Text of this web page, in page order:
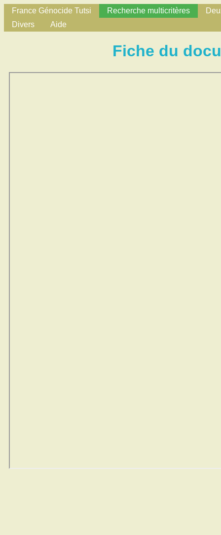
France Génocide Tutsi Recherche multicritères
Divers
Aide
Fiche du